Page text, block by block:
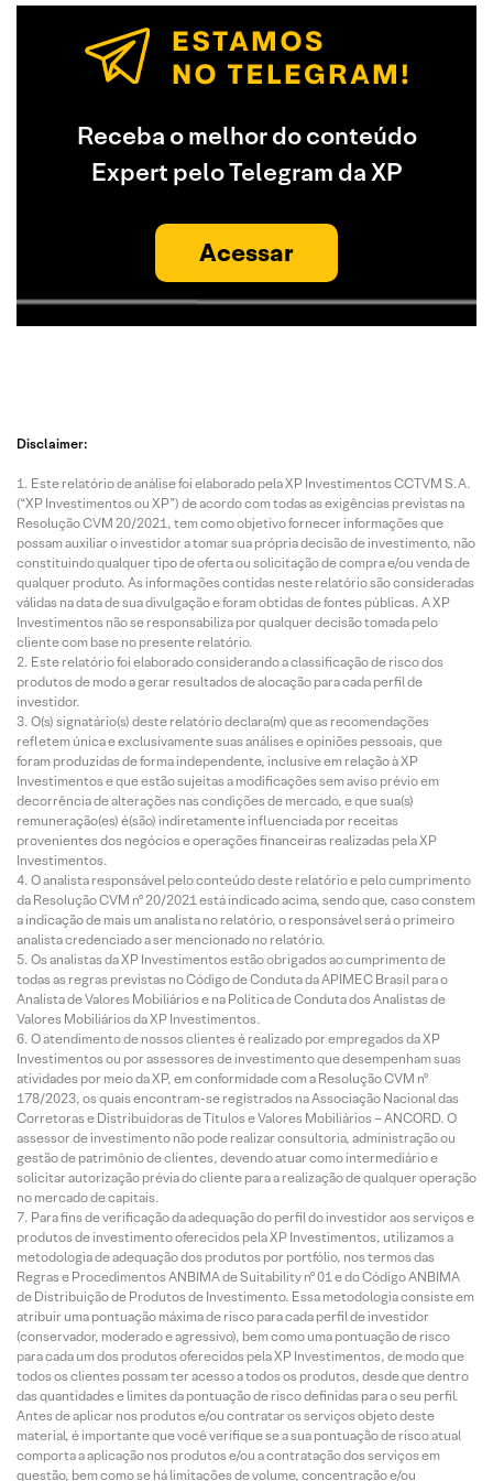
Receba o melhor do conteúdo
Expert pelo Telegram da XP
Acessar
Disclaimer:
Este relatório de análise foi elaborado pela XP Investimentos CCTVM S.A.
(“XP Investimentos ou XP”) de acordo com todas as exigências previstas na
Resolução CVM 20/2021, tem como objetivo fornecer informações que
possam auxiliar o investidor a tomar sua própria decisão de investimento, não
constituindo qualquer tipo de oferta ou solicitação de compra e/ou venda de
qualquer produto. As informações contidas neste relatório são consideradas
válidas na data de sua divulgação e foram obtidas de fontes públicas. A XP
Investimentos não se responsabiliza por qualquer decisão tomada pelo
cliente com base no presente relatório.
Este relatório foi elaborado considerando a classificação de risco dos
produtos de modo a gerar resultados de alocação para cada perfil de
investidor.
O(s) signatário(s) deste relatório declara(m) que as recomendações
refletem única e exclusivamente suas análises e opiniões pessoais, que
foram produzidas de forma independente, inclusive em relação à XP
Investimentos e que estão sujeitas a modificações sem aviso prévio em
decorrência de alterações nas condições de mercado, e que sua(s)
remuneração(es) é(são) indiretamente influenciada por receitas
provenientes dos negócios e operações financeiras realizadas pela XP
Investimentos.
O analista responsável pelo conteúdo deste relatório e pelo cumprimento
da Resolução CVM nº 20/2021 está indicado acima, sendo que, caso constem
a indicação de mais um analista no relatório, o responsável será o primeiro
analista credenciado a ser mencionado no relatório.
Os analistas da XP Investimentos estão obrigados ao cumprimento de
todas as regras previstas no Código de Conduta da APIMEC Brasil para o
Analista de Valores Mobiliários e na Política de Conduta dos Analistas de
Valores Mobiliários da XP Investimentos.
O atendimento de nossos clientes é realizado por empregados da XP
Investimentos ou por assessores de investimento que desempenham suas
atividades por meio da XP, em conformidade com a Resolução CVM nº
178/2023, os quais encontram-se registrados na Associação Nacional das
Corretoras e Distribuidoras de Títulos e Valores Mobiliários – ANCORD. O
assessor de investimento não pode realizar consultoria, administração ou
gestão de patrimônio de clientes, devendo atuar como intermediário e
solicitar autorização prévia do cliente para a realização de qualquer operação
no mercado de capitais.
Para fins de verificação da adequação do perfil do investidor aos serviços e
produtos de investimento oferecidos pela XP Investimentos, utilizamos a
metodologia de adequação dos produtos por portfólio, nos termos das
Regras e Procedimentos ANBIMA de Suitability nº 01 e do Código ANBIMA
de Distribuição de Produtos de Investimento. Essa metodologia consiste em
atribuir uma pontuação máxima de risco para cada perfil de investidor
(conservador, moderado e agressivo), bem como uma pontuação de risco
para cada um dos produtos oferecidos pela XP Investimentos, de modo que
todos os clientes possam ter acesso a todos os produtos, desde que dentro
das quantidades e limites da pontuação de risco definidas para o seu perfil.
Antes de aplicar nos produtos e/ou contratar os serviços objeto deste
material, é importante que você verifique se a sua pontuação de risco atual
comporta a aplicação nos produtos e/ou a contratação dos serviços em
questão, bem como se há limitações de volume, concentração e/ou